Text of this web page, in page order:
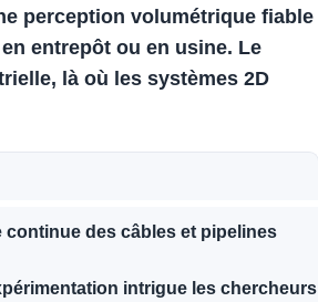
perception volumétrique fiable
entrepôt ou en usine. Le
là où les systèmes 2D
des câbles et pipelines
intrigue les chercheurs